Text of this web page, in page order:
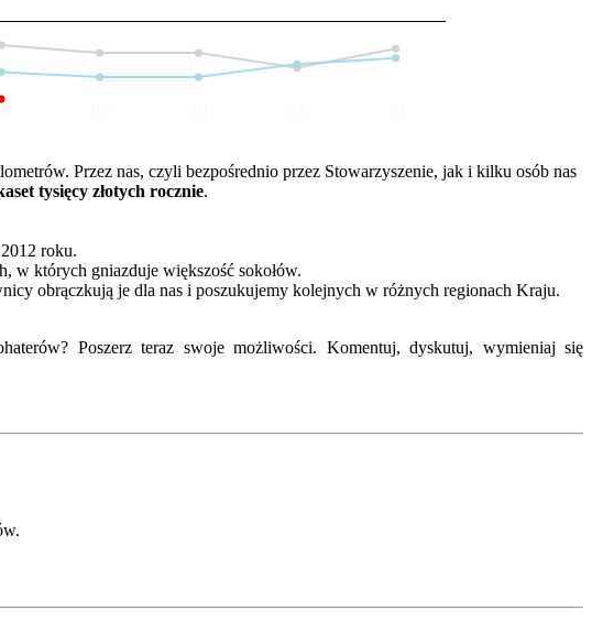
Przez nas, czyli bezpośrednio przez Stowarzyszenie, jak i kilku osób nas
tysięcy złotych rocznie.
roku.
w których gniazduje większość sokołów.
obrączkują je dla nas i poszukujemy kolejnych w różnych regionach Kraju.
Poszerz teraz swoje możliwości. Komentuj, dyskutuj, wymieniaj się